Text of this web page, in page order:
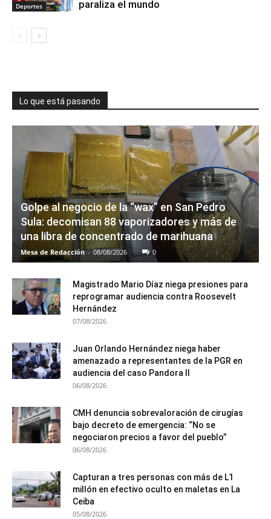
Deportes paraliza el mundo
Lo que está pasando
Golpe al negocio de la “wax” en San Pedro
Sula: decomisan 88 vaporizadores y más de
una libra de concentrado de marihuana
Mesa de Redacción - 08/08/2026 0
Magistrado Mario Díaz niega presiones para
reprogramar audiencia contra Roosevelt
Hernández
07/08/2026
Juan Orlando Hernández niega haber
amenazado a representantes de la PGR en
audiencia del caso Pandora II
06/08/2026
CMH denuncia sobrevaloración de cirugías
bajo decreto de emergencia: “No se
negociaron precios a favor del pueblo”
06/08/2026
Capturan a tres personas con más de L1
millón en efectivo oculto en maletas en La
Ceiba
05/08/2026